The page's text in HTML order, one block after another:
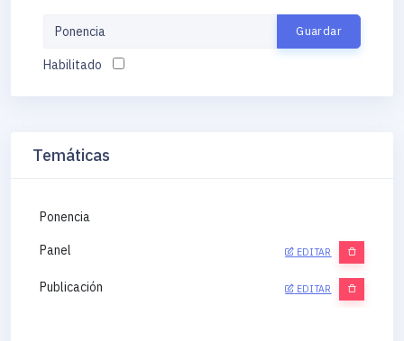
Habilitado
Temáticas
Ponencia
Panel EDITAR
Publicación EDITAR